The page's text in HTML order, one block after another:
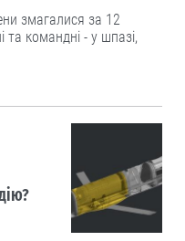
змагалися за 12
та командні - у шпазі,